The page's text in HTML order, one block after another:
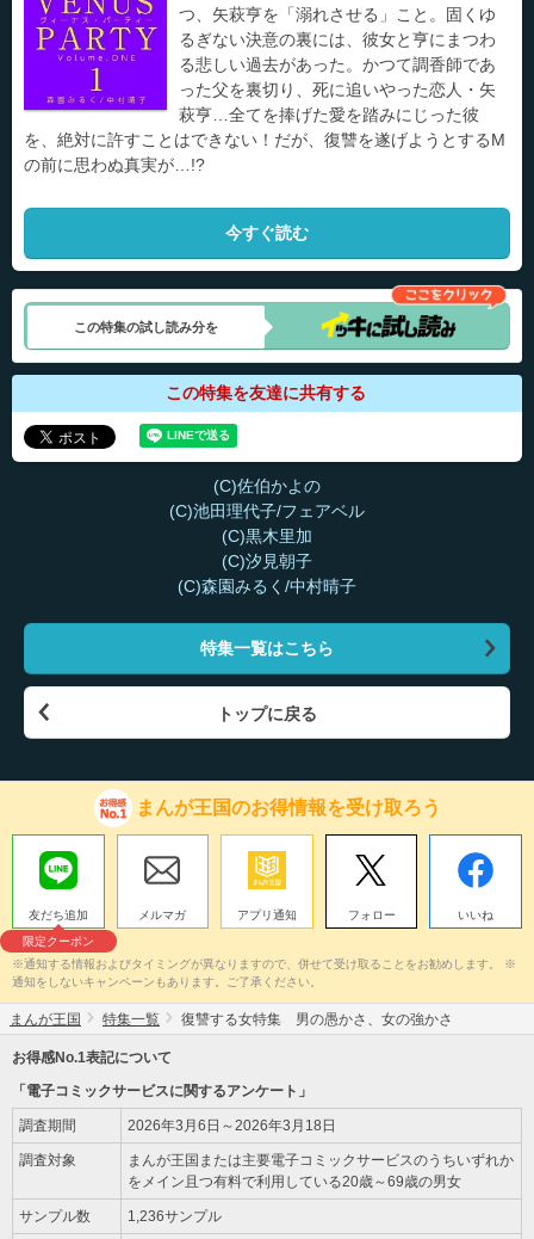
つ、矢萩亨を「溺れさせる」こと。固くゆ
るぎない決意の裏には、彼女と亨にまつわ
る悲しい過去があった。かつて調香師であ
った父を裏切り、死に追いやった恋人・矢
萩亨…全てを捧げた愛を踏みにじった彼
を、絶対に許すことはできない！だが、復讐を遂げようとするM
の前に思わぬ真実が…!?
今すぐ読む
この特集の試し読み分を
この特集を友達に共有する
(C)佐伯かよの
(C)池田理代子/フェアベル
(C)黒木里加
(C)汐見朝子
(C)森園みるく/中村晴子
特集一覧はこちら
トップに戻る
まんが王国のお得情報を受け取ろう
友だち追加
限定クーポン
メルマガ アプリ通知 フォロー いいね
※通知する情報およびタイミングが異なりますので、併せて受け取ることをお勧めします。 ※
通知をしないキャンペーンもあります。ご了承ください。
まんが王国 特集一覧 復讐する女特集 男の愚かさ、女の強かさ
お得感No.1表記について
「電子コミックサービスに関するアンケート」
調査期間 2026年3月6日～2026年3月18日
調査対象
まんが王国または主要電子コミックサービスのうちいずれか
をメイン且つ有料で利用している20歳～69歳の男女
サンプル数 1,236サンプル